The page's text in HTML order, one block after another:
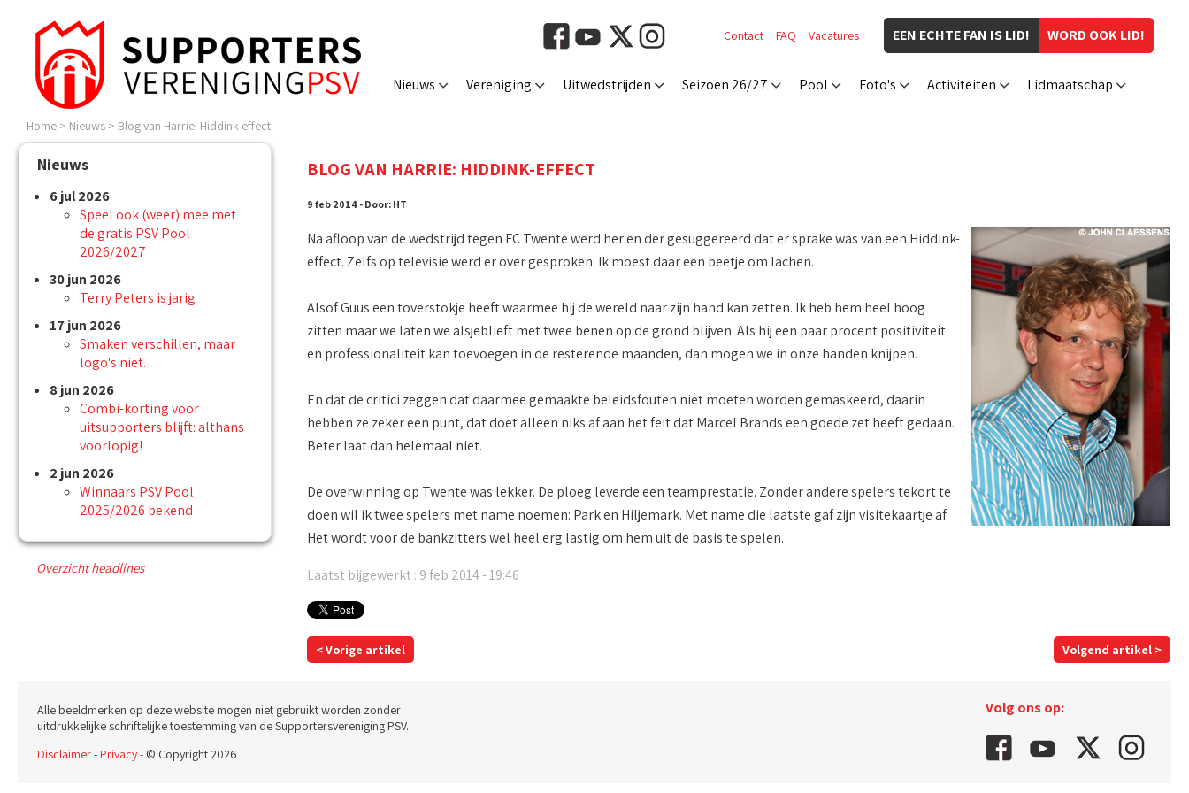
WORD OOK LID!
EEN ECHTE FAN IS LID!
Contact FAQ Vacatures
Nieuws Vereniging Uitwedstrijden Seizoen 26/27 Pool Foto's Activiteiten Lidmaatschap
Home > Nieuws > Blog van Harrie: Hiddink-effect
Nieuws
6 jul 2026
Speel ook (weer) mee met
de gratis PSV Pool
2026/2027
30 jun 2026
Terry Peters is jarig
17 jun 2026
Smaken verschillen, maar
logo's niet.
8 jun 2026
Combi-korting voor
uitsupporters blijft: althans
voorlopig!
2 jun 2026
Winnaars PSV Pool
2025/2026 bekend
Overzicht headlines
BLOG VAN HARRIE: HIDDINK-EFFECT
9 feb 2014 - Door: HT
Na afloop van de wedstrijd tegen FC Twente werd her en der gesuggereerd dat er sprake was van een Hiddink-
effect. Zelfs op televisie werd er over gesproken. Ik moest daar een beetje om lachen.
Alsof Guus een toverstokje heeft waarmee hij de wereld naar zijn hand kan zetten. Ik heb hem heel hoog
zitten maar we laten we alsjeblieft met twee benen op de grond blijven. Als hij een paar procent positiviteit
en professionaliteit kan toevoegen in de resterende maanden, dan mogen we in onze handen knijpen.
En dat de critici zeggen dat daarmee gemaakte beleidsfouten niet moeten worden gemaskeerd, daarin
hebben ze zeker een punt, dat doet alleen niks af aan het feit dat Marcel Brands een goede zet heeft gedaan.
Beter laat dan helemaal niet.
De overwinning op Twente was lekker. De ploeg leverde een teamprestatie. Zonder andere spelers tekort te
doen wil ik twee spelers met name noemen: Park en Hiljemark. Met name die laatste gaf zijn visitekaartje af.
Het wordt voor de bankzitters wel heel erg lastig om hem uit de basis te spelen.
Laatst bijgewerkt : 9 feb 2014 - 19:46
< Vorige artikel Volgend artikel >
Volg ons op:
Alle beeldmerken op deze website mogen niet gebruikt worden zonder
uitdrukkelijke schriftelijke toestemming van de Supportersvereniging PSV.
Disclaimer-Privacy- © Copyright 2026